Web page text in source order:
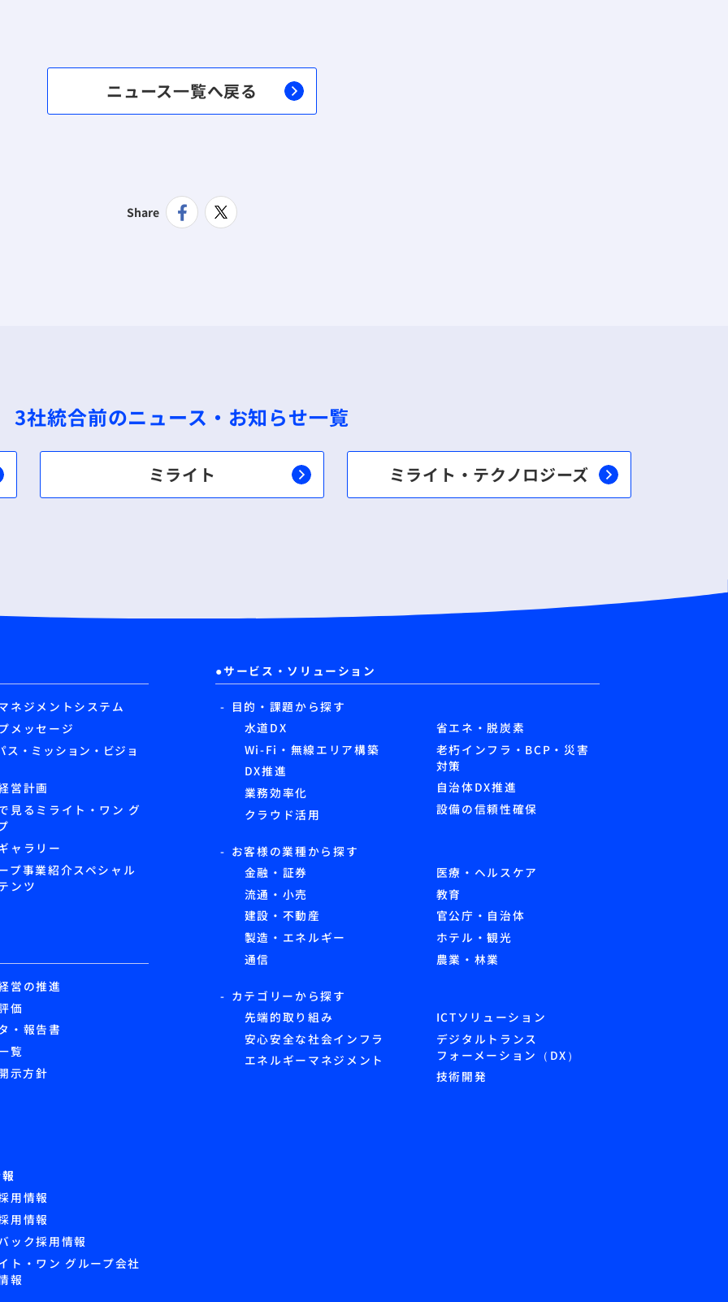
ニュース一覧へ戻る
Share
3社統合前のニュース・お知らせ一覧
ミライト ミライト・テクノロジーズ
ネジメントシステム
メッセージ
ス・ミッション・ビジョ
営計画
見るミライト・ワン グ
ャラリー
プ事業紹介スペシャル
ンツ
営の推進
価
・報告書
覧
示方針
用情報
用情報
ック採用情報
ト・ワン グループ会社
報
サービス・ソリューション
目的・課題から探す
水道DX
Wi-Fi・無線エリア構築
DX推進
業務効率化
クラウド活用
省エネ・脱炭素
老朽インフラ・BCP・災害
対策
自治体DX推進
設備の信頼性確保
お客様の業種から探す
金融・証券
流通・小売
建設・不動産
製造・エネルギー
通信
医療・ヘルスケア
教育
官公庁・自治体
ホテル・観光
農業・林業
カテゴリーから探す
先端的取り組み
安心安全な社会インフラ
エネルギーマネジメント
ICTソリューション
デジタルトランス
フォーメーション（DX）
技術開発